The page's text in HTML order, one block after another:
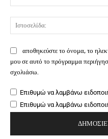
αποθηκεύστε το όνομα, το
μου σε αυτό το πρόγραμμα
σχολιάσω.
Επιθυμώ να λαμβάνω
Επιθυμώ να λαμβάνω